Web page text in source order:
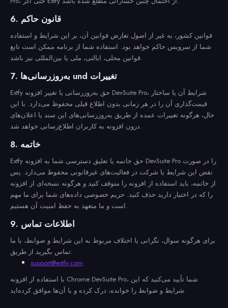
6. قانون حاکم
قوانین کشور، به غیر از اصول تعارض قوانین آن، بر این شرایط و استفاده
شما از سرویس حاکم خواهد بود. استفاده شما از برنامه ممکن است تابع
قوانین محلی، ایالتی، ملی یا بین‌المللی نیز باشد.
7. به‌روزرسانی‌ها und تغییرات
Extfy حق به‌روزرسانی یا تغییر افزونه DevSuite Pro، شرایط آن یا ساختار
قیمت‌گذاری آن را در هر زمانی بدون اطلاع قبلی محفوظ می‌دارد. با این
حال، هرگونه تغییرات عمده از طریق به‌روزرسانی‌های این سند یا اعلان‌های
درون افزونه به کاربران اطلاع‌رسانی خواهد شد.
8. خاتمه
Extfy حق خاتمه یا تعلیق دسترسی شما به افزونه DevSuite Pro را در صورت
نقض این شرایط یا شرکت در فعالیت‌های غیرقانونی محفوظ می‌دارد. پس
از خاتمه، باید استفاده از افزونه را متوقف کنید و هرگونه نسخه‌ای از افزونه
را که در اختیار دارید حذف کنید. حریم خصوصی داده‌های شما برای ما مهم
است و ما متعهد به حفظ امنیت آن هستیم.
9. اطلاعات تماس
برای هرگونه سوال، نگرانی یا اختلاف مربوط به این شرایط و ضوابط، با ما
تماس بگیرید از طریق:
support@extfy.com
با استفاده از افزونه Chrome DevSuite Pro، شما تأیید می‌کنید که این
شرایط و ضوابط را خوانده، درک کرده و با آن‌ها موافق کرده‌اید.